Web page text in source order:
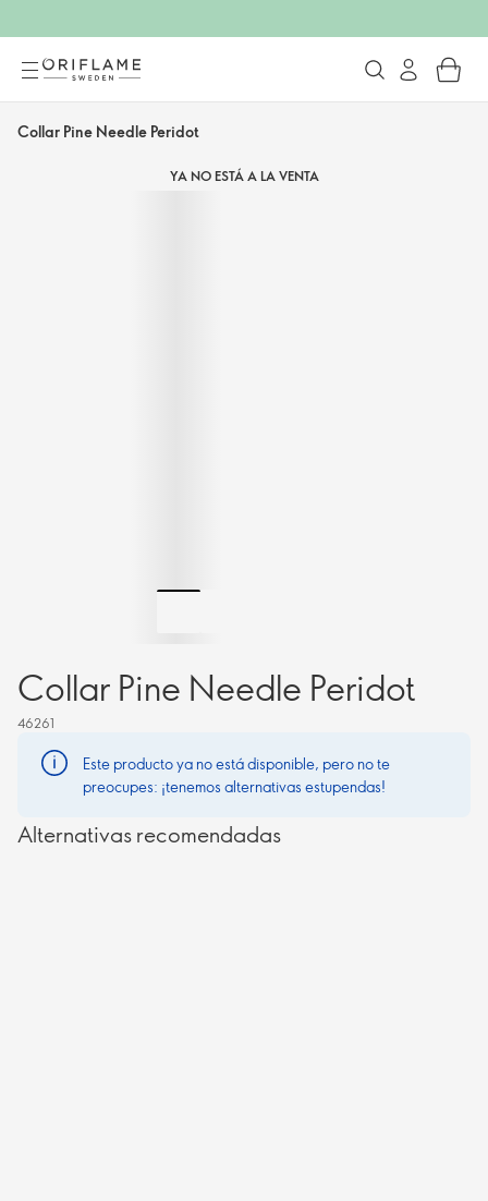
Collar Pine Needle Peridot
YA NO ESTÁ A LA VENTA
Collar Pine Needle Peridot
46261
Este producto ya no está disponible, pero no te
preocupes: ¡tenemos alternativas estupendas!
Alternativas recomendadas